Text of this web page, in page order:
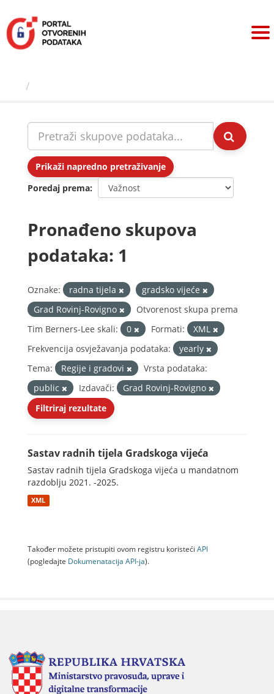
sadržaj
Prikaži napredno pretraživanje
Poredaj prema
Pronađeno skupova
podataka: 1
Oznake: radna tijela
gradsko vijeće
Grad Rovinj-Rovigno
Otvorenost skupa prema
Tim Berners-Lee skali:
0 Formati:
XML
Frekvencija osvježavanja podataka:
yearly
Tema:
Regije i gradovi
Vrsta podataka:
public
Izdavači:
Grad Rovinj-Rovigno
Filtriraj rezultate
Sastav radnih tijela Gradskoga vijeća
Sastav radnih tijela Gradskoga vijeća u mandatnom
razdoblju 2021. -2025.
XML
Također možete pristupiti ovom registru koristeći API
(pogledajte Dokumenаtаcijа API-jа).